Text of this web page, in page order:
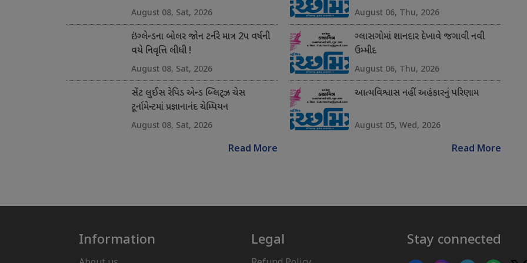
August 08, Sat, 2026
ઇંગ્લેન્ડના બોલર જોન ટર્નરે માત્ર 2પ વર્ષની
વયે નિવૃત્તિ લીધી !
August 08, Sat, 2026
સેંટ લુઈસ રેપિડ એન્ડ બ્લિટ્ઝ ચેસ
ટૂર્નામેન્ટમાં પ્રજ્ઞાનાનંદ ચેમ્પિયન
August 08, Sat, 2026
Read More
August 06, Thu, 2026
ગ્લાસગોમાં શાનદાર દેખાવે જગાવી નવી
ઉમ્મીદ
August 06, Thu, 2026
આત્મવિશ્વાસ નહીં અહંકારનું પરિણામ
August 05, Wed, 2026
Read More
Information Legal Stay connected